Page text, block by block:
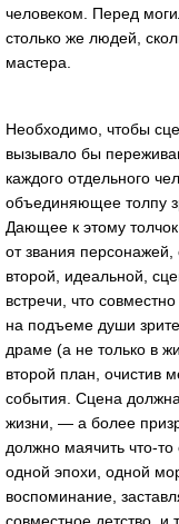
человеком. Перед
столько же людей,
мастера.
Необходимо, чтобы
вызывало бы
каждого отдельного
объединяющее толпу
Дающее к этому
от звания персонажей,
второй, идеальной,
встречи, что
на подъеме души
драме (а не только в
второй план, очистив
события. Сцена
жизни, — а более
должно маячить что-
одной эпохи, одной
воспоминание,
совместное детство, и